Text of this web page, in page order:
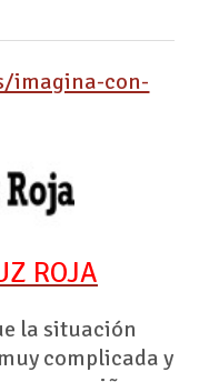
imagina-con-
ROJA
la situación
complicada y